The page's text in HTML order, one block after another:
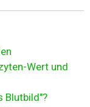
Wert und
Blutbild"?